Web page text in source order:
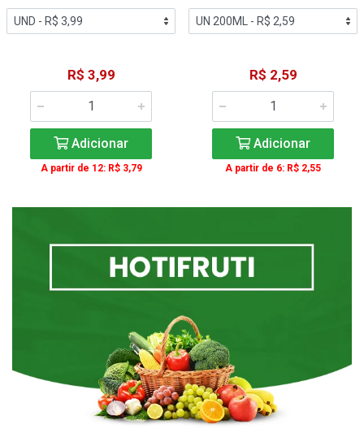
R$ 3,99
Adicionar
A partir de 12: R$ 3,79
R$ 2,59
Adicionar
A partir de 6: R$ 2,55